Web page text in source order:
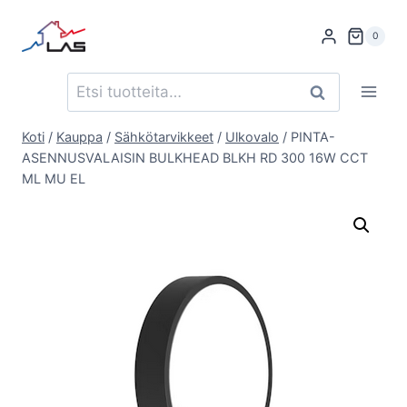
sisältöön
0
Etsi: Haku
Koti / Kauppa / Sähkötarvikkeet / Ulkovalo / PINTA-
ASENNUSVALAISIN BULKHEAD BLKH RD 300 16W CCT
ML MU EL